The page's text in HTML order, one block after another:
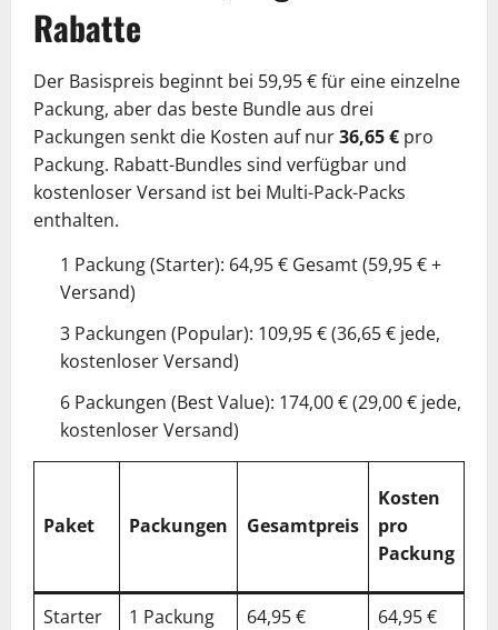
Rabatte
Der Basispreis beginnt bei 59,95 € für eine einzelne
Packung, aber das beste Bundle aus drei
Packungen senkt die Kosten auf nur36,65 € pro
Packung. Rabatt-Bundles sind verfügbar und
kostenloser Versand ist bei Multi-Pack-Packs
enthalten.
1 Packung (Starter): 64,95 € Gesamt (59,95 € +
Versand)
3 Packungen (Popular): 109,95 € (36,65 € jede,
kostenloser Versand)
6 Packungen (Best Value): 174,00 € (29,00 € jede,
kostenloser Versand)
Paket Packungen Gesamtpreis
Kosten
pro
Packung
Starter
1 Packung 64,95 € 64,95 €